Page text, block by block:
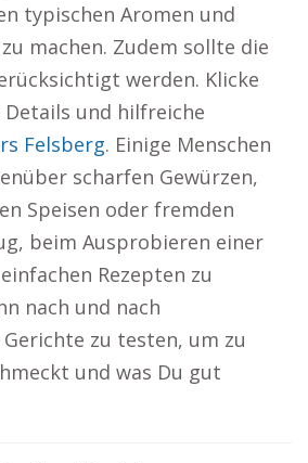
typischen Aromen und
machen. Zudem sollte die
werden. Klicke
und hilfreiche
Felsberg. Einige Menschen
scharfen Gewürzen,
Speisen oder fremden
beim Ausprobieren einer
Rezepten zu
nach und nach
zu testen, um zu
und was Du gut